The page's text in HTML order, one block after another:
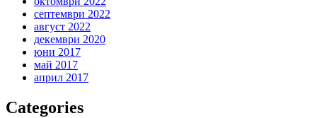
септември 2022
август 2022
декември 2020
юни 2017
май 2017
април 2017
Categories